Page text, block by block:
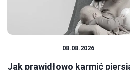
08.08.2026
Jak prawidłowo karmić